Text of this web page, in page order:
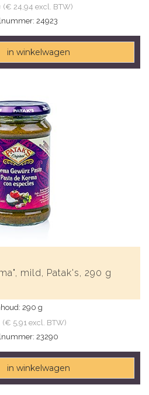
(€ 24,94 excl. BTW)
24923
in winkelwagen
mild, Patak's, 290 g
290 g
(€ 5,91 excl. BTW)
23290
in winkelwagen